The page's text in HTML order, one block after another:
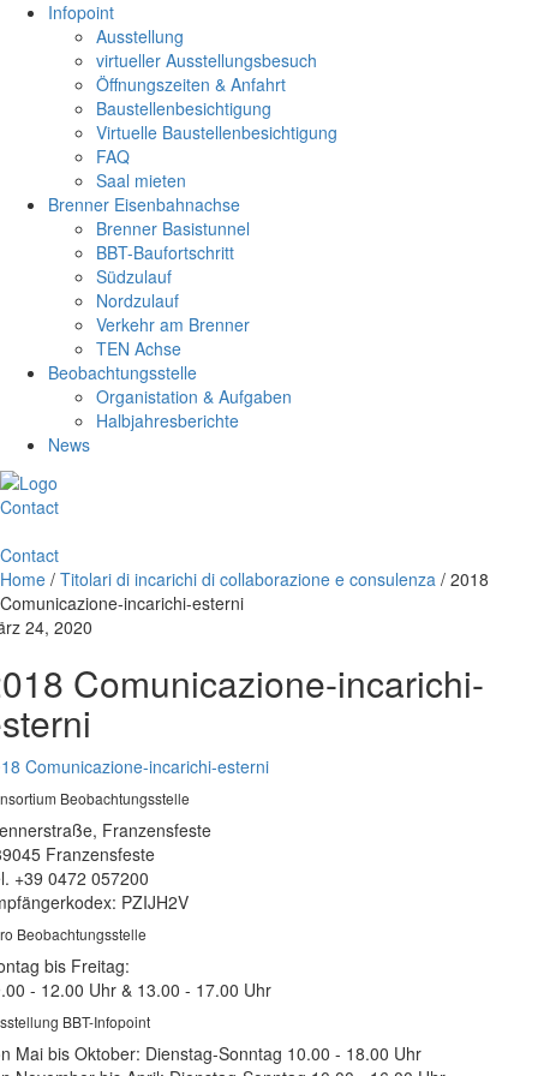
Infopoint
Ausstellung
virtueller Ausstellungsbesuch
Öffnungszeiten & Anfahrt
Baustellenbesichtigung
Virtuelle Baustellenbesichtigung
FAQ
Saal mieten
Brenner Eisenbahnachse
Brenner Basistunnel
BBT-Baufortschritt
Südzulauf
Nordzulauf
Verkehr am Brenner
TEN Achse
Beobachtungsstelle
Organistation & Aufgaben
Halbjahresberichte
News
Contact
Contact
Home / Titolari di incarichi di collaborazione e consulenza / 2018
Comunicazione-incarichi-esterni
24, 2020
Comunicazione-incarichi-
Comunicazione-incarichi-esterni
Beobachtungsstelle
Franzensfeste
Franzensfeste
+39 0472 057200
PZIJH2V
Beobachtungsstelle
bis Freitag:
- 12.00 Uhr & 13.00 - 17.00 Uhr
BBT-Infopoint
Mai bis Oktober: Dienstag-Sonntag 10.00 - 18.00 Uhr